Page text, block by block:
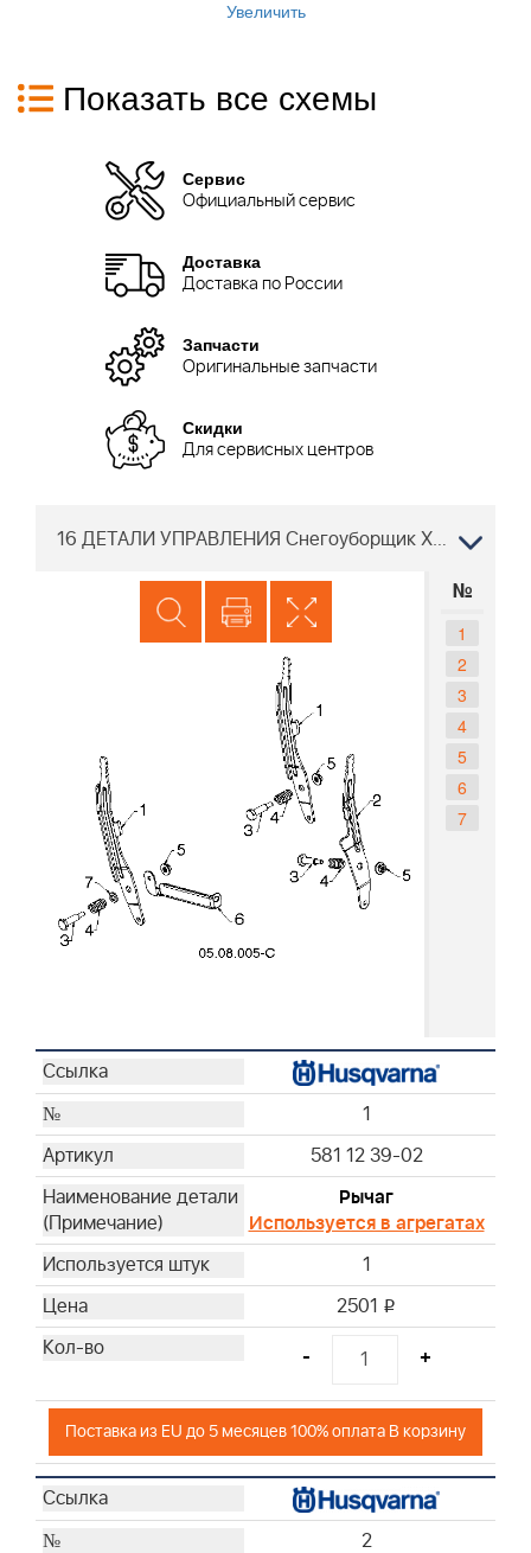
Увеличить
Показать все схемы
Сервис
Официальный сервис
Доставка
Доставка по России
Запчасти
Оригинальные запчасти
Скидки
Для сервисных центров
16 ДЕТАЛИ УПРАВЛЕНИЯ Снегоуборщик Хускварна ST 230P, 96191009002, 2016-04
№
1
2
3
4
5
6
7
1
581 12 39-02
Рычаг
Используется в агрегатах
1
2501 i
- +
Поставка из EU до 5 месяцев 100% оплата В корзину
2